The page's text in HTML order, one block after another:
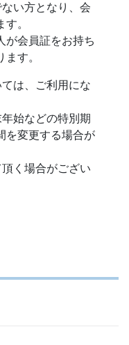
い方となり、会
。
が会員証をお持ち
す。
は、ご利用にな
始などの特別期
を変更する場合が
く場合がござい